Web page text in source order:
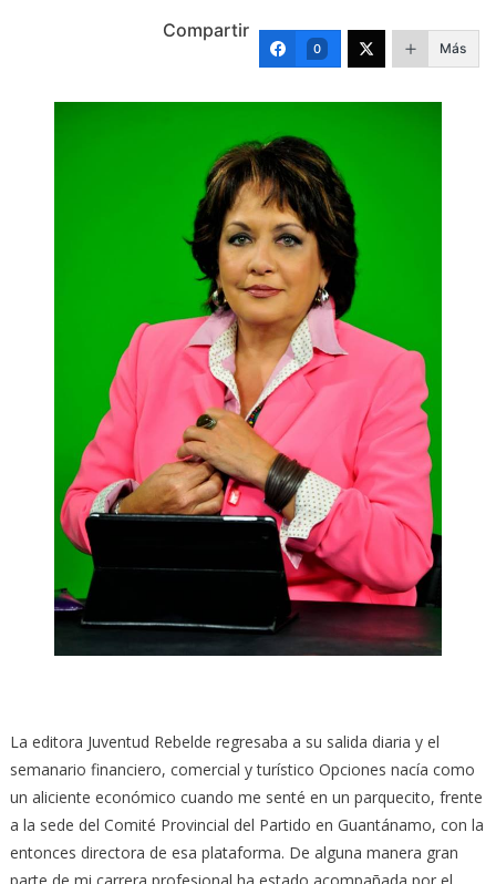
Compartir
0 Más
La editora Juventud Rebelde regresaba a su salida diaria y el
semanario financiero, comercial y turístico Opciones nacía como
un aliciente económico cuando me senté en un parquecito, frente
a la sede del Comité Provincial del Partido en Guantánamo, con la
entonces directora de esa plataforma. De alguna manera gran